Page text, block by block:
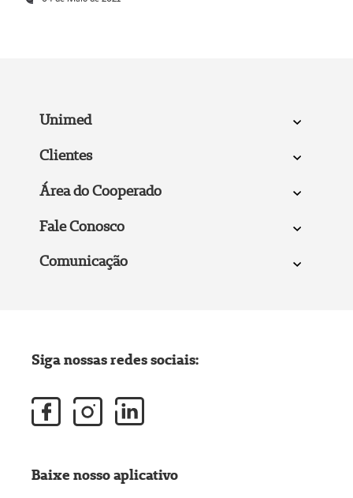
Unimed
Clientes
Área do Cooperado
Fale Conosco
Comunicação
Siga nossas redes sociais:
Baixe nosso aplicativo